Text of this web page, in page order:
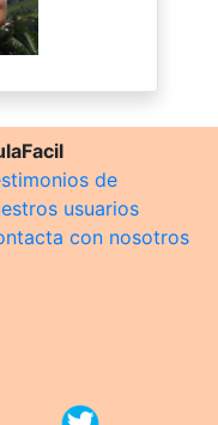
de
usuarios
con nosotros